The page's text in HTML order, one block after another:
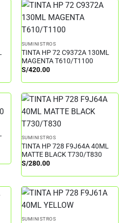
SUMINISTROS
TINTA HP 72 C9372A 130ML
MAGENTA T610/T1100
S/420.00
SUMINISTROS
TINTA HP 728 F9J64A 40ML
MATTE BLACK T730/T830
S/280.00
SUMINISTROS